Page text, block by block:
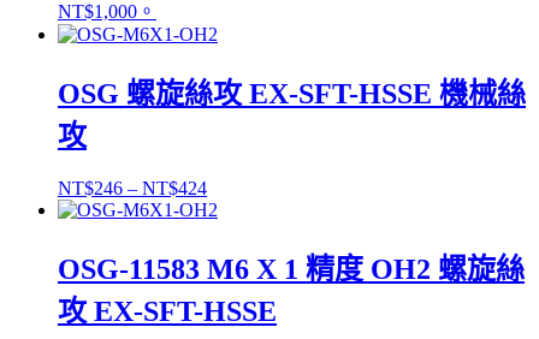
NT$1,000。
OSG 螺旋絲攻 EX-SFT-HSSE 機械絲
攻
NT$246 – NT$424
OSG-11583 M6 X 1 精度 OH2 螺旋絲
攻 EX-SFT-HSSE